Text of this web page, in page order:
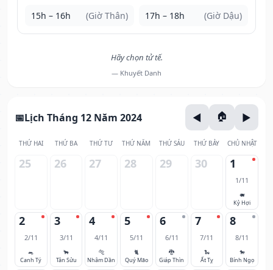
15h – 16h (Giờ Thân) 17h – 18h (Giờ Dậu)
Hãy chọn tử tế.
— Khuyết Danh
Lịch Tháng 12 Năm 2024
THỨ HAI THỨ BA THỨ TƯ THỨ NĂM THỨ SÁU THỨ BẢY CHỦ NHẬT
25 26 27 28 29 30 1
1/11
🐖
Kỷ Hợi
2
2/11
🐀
Canh Tý
3
3/11
🐂
Tân Sửu
4
4/11
🐅
Nhâm Dần
5
5/11
🐈
Quý Mão
6
6/11
🐉
Giáp Thìn
7
7/11
🐍
Ất Tỵ
8
8/11
🐎
Bính Ngọ